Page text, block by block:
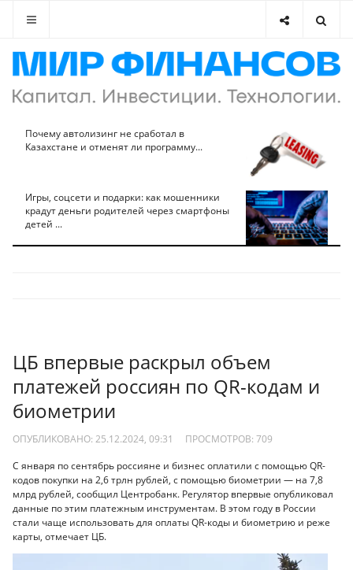
Почему автолизинг не сработал в
Казахстане и отменят ли программу...
Игры, соцсети и подарки: как мошенники
крадут деньги родителей через смартфоны
детей ...
ЦБ впервые раскрыл объем
платежей россиян по QR-кодам и
биометрии
ОПУБЛИКОВАНО: 25.12.2024, 09:31 ПРОСМОТРОВ: 709
С января по сентябрь россияне и бизнес оплатили с помощью QR-
кодов покупки на 2,6 трлн рублей, с помощью биометрии — на 7,8
млрд рублей, сообщил Центробанк. Регулятор впервые опубликовал
данные по этим платежным инструментам. В этом году в России
стали чаще использовать для оплаты QR-коды и биометрию и реже
карты, отмечает ЦБ.